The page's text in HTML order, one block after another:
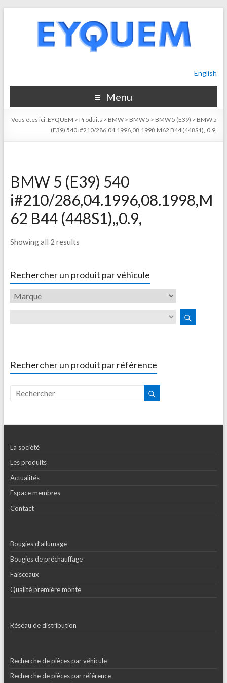
English
Menu
Vous êtes ici :EYQUEM > Produits > BMW > BMW 5 > BMW 5 (E39) > BMW 5
(E39) 540 i#210/286,04.1996,08.1998,M62 B44 (448S1),,0.9,
BMW 5 (E39) 540
i#210/286,04.1996,08.1998,M
62 B44 (448S1),,0.9,
Showing all 2 results
Rechercher un produit par véhicule
Rechercher un produit par référence
La société
Les produits
Actualités
Espace membres
Contact
Bougies d’allumage
Bougies de préchauffage
Faisceaux
Qualité première monte
Réseau de distribution
Recherche de pièces par véhicule
Recherche de pièces par référence